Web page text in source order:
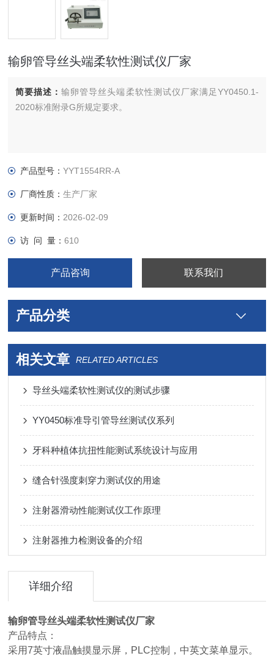
输卵管导丝头端柔软性测试仪厂家
简要描述：输卵管导丝头端柔软性测试仪厂家满足YY0450.1-
2020标准附录G所规定要求。
产品型号：YYT1554RR-A
厂商性质：生产厂家
更新时间： 2026-02-09
访 问 量：610
产品咨询 联系我们
产品分类
相关文章 RELATED ARTICLES
导丝头端柔软性测试仪的测试步骤
YY0450标准导引管导丝测试仪系列
牙科种植体抗扭性能测试系统设计与应用
缝合针强度刺穿力测试仪的用途
注射器滑动性能测试仪工作原理
注射器推力检测设备的介绍
详细介绍
输卵管导丝头端柔软性测试仪厂家
产品特点：
采用7英寸液晶触摸显示屏，PLC控制，中英文菜单显示。